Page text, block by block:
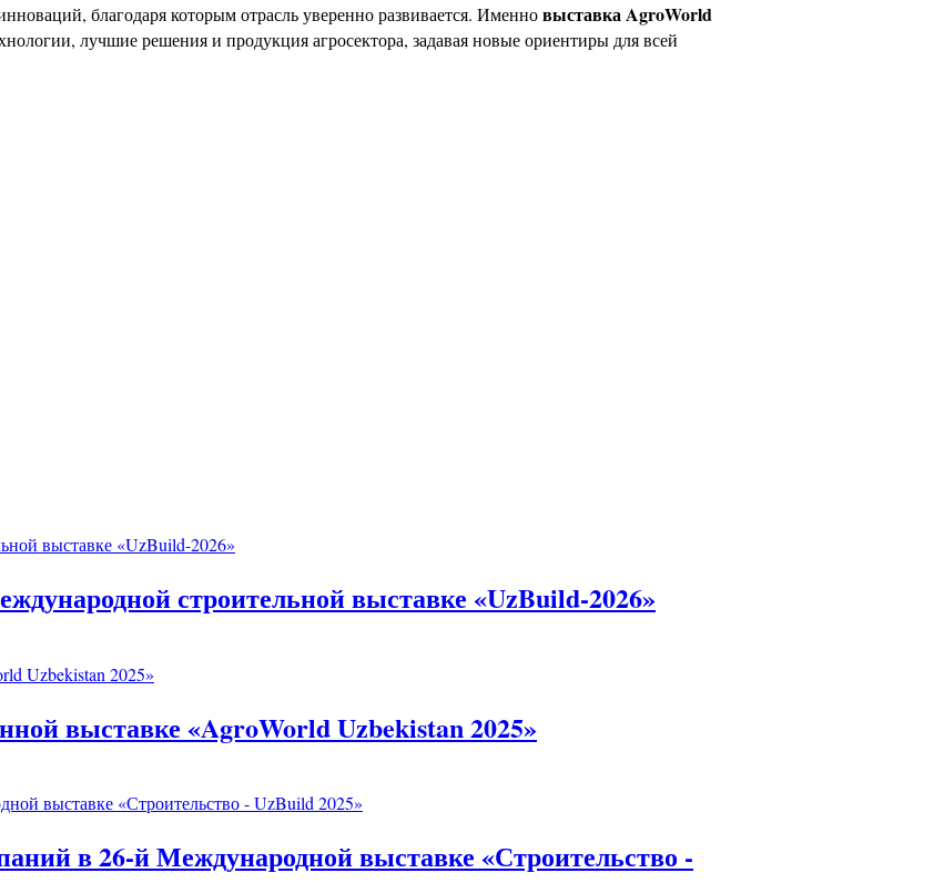
благодаря которым отрасль уверенно развивается. Именновыставка AgroWorld
лучшие решения и продукция агросектора, задавая новые ориентиры для всей
строительной выставке «UzBuild-2026»
выставке «AgroWorld Uzbekistan 2025»
в 26-й Международной выставке «Строительство -